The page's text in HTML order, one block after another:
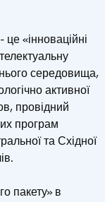
«інноваційні
середовища,
активної
провідний
програм
та Східної
пакету» в